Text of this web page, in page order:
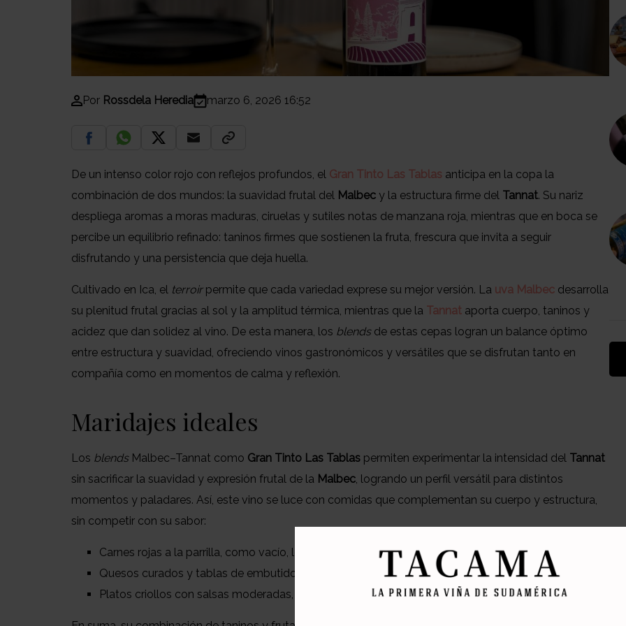
Por Rossdela Heredia marzo 6, 2026 16:52
De un intenso color rojo con reflejos profundos, el Gran Tinto Las Tablas anticipa en la copa la
combinación de dos mundos: la suavidad frutal del Malbec y la estructura firme del Tannat. Su nariz
despliega aromas a moras maduras, ciruelas y sutiles notas de manzana roja, mientras que en boca se
percibe un equilibrio refinado: taninos firmes que sostienen la fruta, frescura que invita a seguir
disfrutando y una persistencia que deja huella.
Cultivado en Ica, el terroirpermite que cada variedad exprese su mejor versión. La uva Malbec desarrolla
su plenitud frutal gracias al sol y la amplitud térmica, mientras que la Tannat aporta cuerpo, taninos y
acidez que dan solidez al vino. De esta manera, los blendsde estas cepas logran un balance óptimo
entre estructura y suavidad, ofreciendo vinos gastronómicos y versátiles que se disfrutan tanto en
compañía como en momentos de calma y reflexión.
Maridajes ideales
Los blendsMalbec–Tannat como Gran Tinto Las Tablas permiten experimentar la intensidad del Tannat
sin sacrificar la suavidad y expresión frutal de la Malbec, logrando un perfil versátil para distintos
momentos y paladares. Así, este vino se luce con comidas que complementan su cuerpo y estructura,
sin competir con su sabor:
Carnes rojas a la parrilla, como vacío, lomo o chorizo.
Quesos curados y tablas de embutidos.
Platos criollos con salsas moderadas, como lomo saltado o tacu tacu con carne.